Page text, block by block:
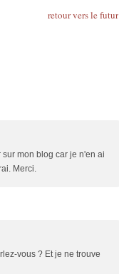
retour vers le futur
mon blog car je n'en ai
Merci.
vous ? Et je ne trouve